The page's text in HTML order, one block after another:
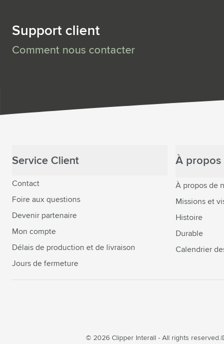
Support client
Comment nous contacter
Service Client
Contact
Foire aux questions
Devenir partenaire
Mon compte
Délais de production et de livraison
Jours de fermeture
À propos
À propos de
Missions et
Histoire
Durable
Calendrier
© 2026 Clipper Interall - All rights reserved.